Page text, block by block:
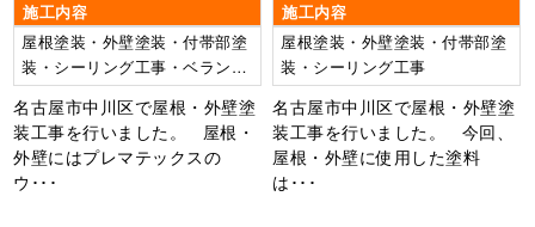
施工内容
屋根塗装・外壁塗装・付帯部塗
装・シーリング工事・ベランダ
FRP防水工事
名古屋市中川区で屋根・外壁塗
装工事を行いました。 屋根・
外壁にはプレマテックスの
ウ･･･
施工内容
屋根塗装・外壁塗装・付帯部塗
装・シーリング工事
名古屋市中川区で屋根・外壁塗
装工事を行いました。 今回、
屋根・外壁に使用した塗料
は･･･